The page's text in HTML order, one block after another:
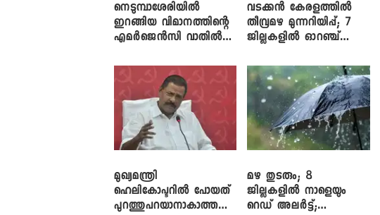
നെടുമ്പാശേരിയിൽ
ഇറങ്ങിയ വിമാനത്തിന്റെ
എമർജെൻസി വാതിൽ
വടക്കൻ കേരളത്തിൽ
തീവ്രമഴ മുന്നറിയിപ്പ്; 7
ജില്ലകളിൽ ഓറഞ്ച്
മുഖ്യമന്ത്രി
ഹെലികോപ്ടറിൽ പോയത്
പുറത്തുപറയാനാകാത്ത
മഴ തുടരും; 8
ജില്ലകളിൽ നാളെയും
റെഡ് അലർട്ട്;